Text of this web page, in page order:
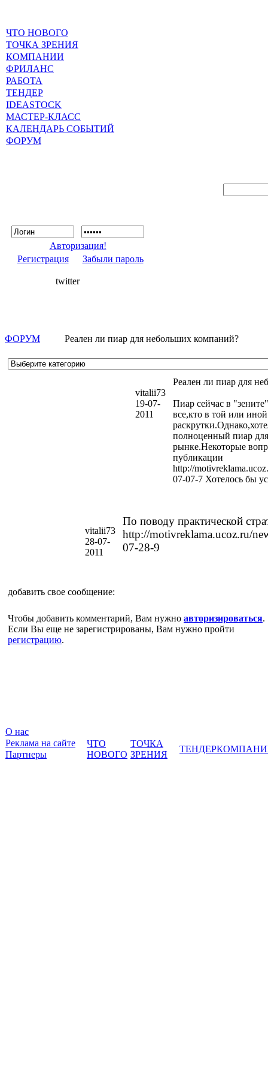
ЧТО НОВОГО
ТОЧКА ЗРЕНИЯ
КОМПАНИИ
ФРИЛАНС
РАБОТА
ТЕНДЕР
IDEASTOCK
МАСТЕР-КЛАСС
КАЛЕНДАРЬ СОБЫТИЙ
ФОРУМ
Авторизация!
Регистрация
Забыли пароль
twitter
ФОРУМ Реален ли пиар для небольших компаний?
vitalii73
19-07-
2011
Реален ли пиар для
Пиар сейчас в
все,кто в той или
полноценный пиар
рынке.Некоторые
публикации
http://
07-07-7 Хотелось бы
vitalii73
28-07-
2011
По поводу практической
http://motivreklama.ucoz.ru/
07-28-9
добавить свое сообщение:
Чтобы добавить комментарий, Вам нужно авторизироваться.
Если Вы еще не зарегистрированы, Вам нужно пройти
регистрацию.
О нас
Реклама на сайте
Партнеры
ЧТО
НОВОГО
ТОЧКА
ЗРЕНИЯ
ТЕНДЕР